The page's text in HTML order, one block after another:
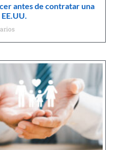
antes de contratar una